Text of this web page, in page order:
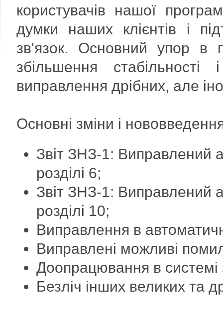
користувачів нашої
думки наших клієнтів і
зв'язок. Основний упор в
збільшення
виправлення дрібних, але
Основні зміни і
Звіт ЗНЗ-1: Виправлений
розділі 6;
Звіт ЗНЗ-1: Виправлений
розділі 10;
Виправлення в
Виправлені можливі
Доопрацювання в системі
Безліч інших великих та